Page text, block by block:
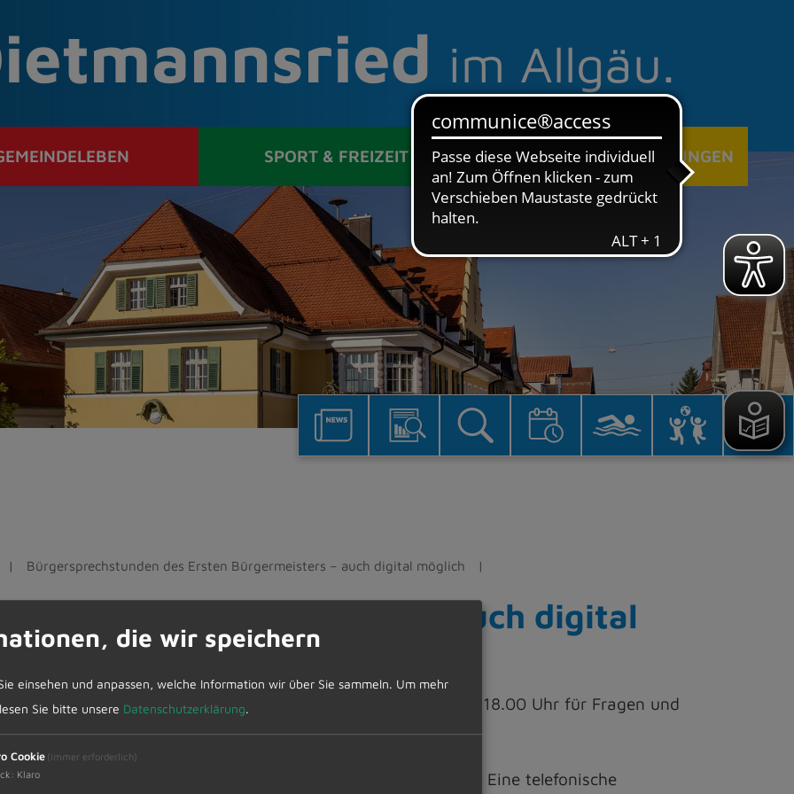
im Allgäu.
SPORT & FREIZEIT ÖFFENTLICHE EINRICHTUNGEN
Bürgersprechstunden des Ersten Bürgermeisters – auch digital möglich
Ersten Bürgermeisters – auch digital
Endres am Montag, 10. Februar 2025 von 17.00 Uhr – 18.00 Uhr für Fragen und
Mitteilungen und sind auf maximal 15 Minuten beschränkt. Eine telefonische
die wir speichern
einsehen und anpassen, welche Information wir über Sie sammeln. Um mehr
Sie bitte unsere Datenschutzerklärung.
Cookie (immer erforderlich)
: Klaro